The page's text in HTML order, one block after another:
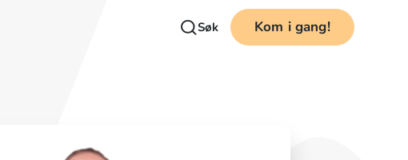
Søk Kom i gang!